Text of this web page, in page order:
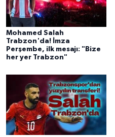
Mohamed Salah
Trabzon'da! İmza
Perşembe, ilk mesajı: "Bize
her yer Trabzon"